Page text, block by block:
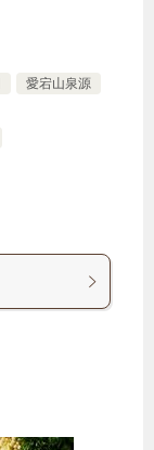
愛宕山泉源